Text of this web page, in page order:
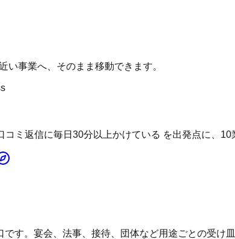
い事業へ、そのまま移動できます。
コミ返信に毎日30分以上かけている を出発点に、
です。宴会、法事、接待、団体など用途ごとの受